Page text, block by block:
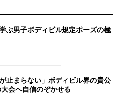
ぶ男子ボディビル規定ポーズの極
止まらない」ボディビル界の貴公
会へ自信のぞかせる